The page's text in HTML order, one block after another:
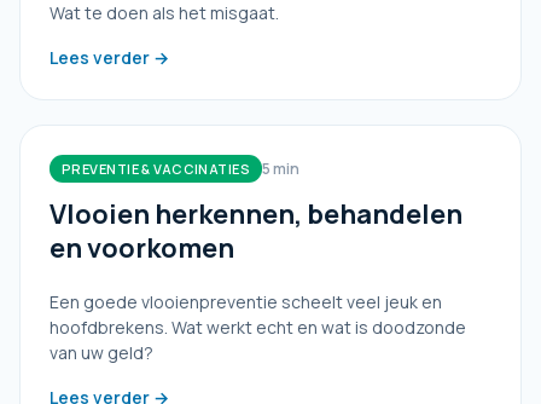
Wat te doen als het misgaat.
Lees verder →
PREVENTIE & VACCINATIES 5 min
Vlooien herkennen, behandelen
en voorkomen
Een goede vlooienpreventie scheelt veel jeuk en
hoofdbrekens. Wat werkt echt en wat is doodzonde
van uw geld?
Lees verder →